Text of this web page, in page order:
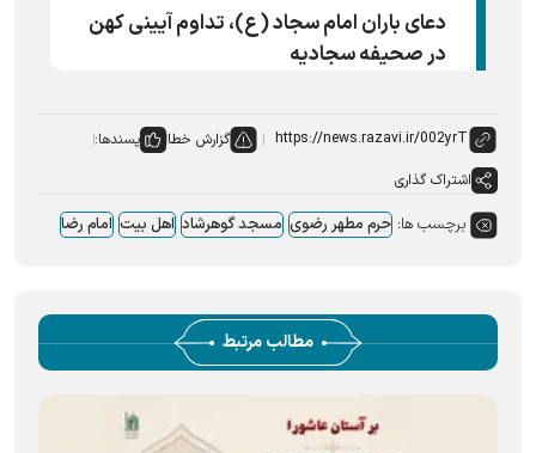
دعای باران امام سجاد (ع)، تداوم آیینی کهن
در صحیفه سجادیه
گزارش خطا
پسندها:
اشتراک گذاری
برچسب ها: حرم مطهر رضوی مسجد گوهرشاد اهل بیت امام رضا
مطالب مرتبط